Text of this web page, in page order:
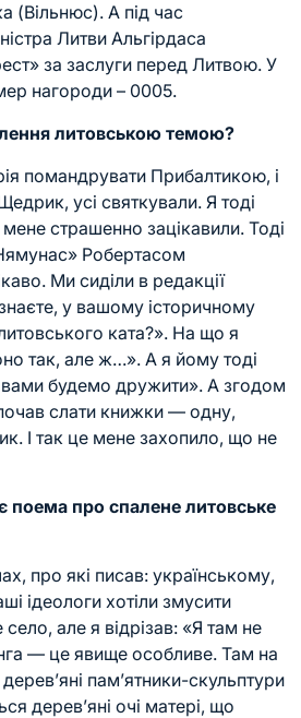
(Вільнюс). А під час
Литви Альгірдаса
за заслуги перед Литвою. У
нагороди – 0005.
литовською темою?
помандрувати Прибалтикою, і
усі святкували. Я тоді
страшенно зацікавили. Тоді
Робертасом
Ми сиділи в редакції
у вашому історичному
ката?». На що я
так, але ж…». А я йому тоді
будемо дружити». А згодом
слати книжки — одну,
І так це мене захопило, що не
поема про спалене литовське
про які писав: українському,
ідеологи хотіли змусити
але я відрізав: «Я там не
— це явище особливе. Там на
пам’ятники-скульптури
дерев’яні очі матері, що